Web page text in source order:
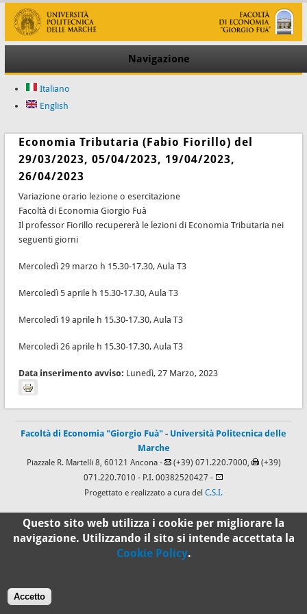
Navigazione
Italiano
English
Economia Tributaria (Fabio Fiorillo) del
29/03/2023, 05/04/2023, 19/04/2023,
26/04/2023
Variazione orario lezione o esercitazione
Facoltà di Economia Giorgio Fuà
Il professor Fiorillo recupererà le lezioni di Economia Tributaria nei
seguenti giorni
Mercoledì 29 marzo h 15.30-17.30, Aula T3
Mercoledì 5 aprile h 15.30-17.30, Aula T3
Mercoledì 19 aprile h 15.30-17.30, Aula T3
Mercoledì 26 aprile h 15.30-17.30, Aula T3
Data inserimento avviso: Lunedì, 27 Marzo, 2023
Facoltà di Economia "Giorgio Fuà" - Università Politecnica delle
Marche
Piazzale R. Martelli 8, 60121 Ancona - (+39) 071.220.7000,
(+39)
071.220.7010 - P.I. 00382520427 -
Progettato e realizzato a cura del C.S.I.
Questo sito web utilizza i cookie per migliorare la
navigazione. Utilizzando il sito si intende accettata la
Cookie Policy.
Accetto